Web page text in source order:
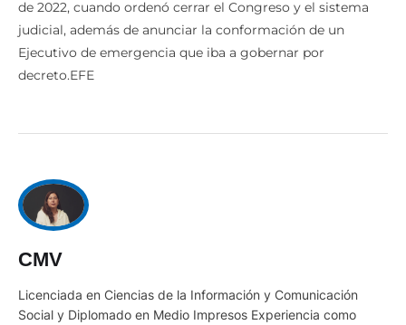
de 2022, cuando ordenó cerrar el Congreso y el sistema
judicial, además de anunciar la conformación de un
Ejecutivo de emergencia que iba a gobernar por
decreto.EFE
CMV
Licenciada en Ciencias de la Información y Comunicación
Social y Diplomado en Medio Impresos Experiencia como